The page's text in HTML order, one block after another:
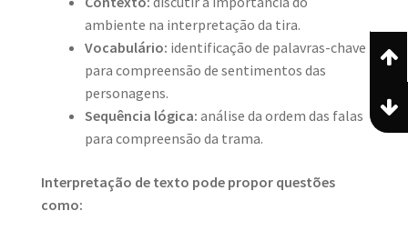
ambiente na interpretação da tira.
Vocabulário: identificação de palavras-chave
para compreensão de sentimentos das
personagens.
Sequência lógica: análise da ordem das falas
para compreensão da trama.
Interpretação de texto pode propor questões
como: